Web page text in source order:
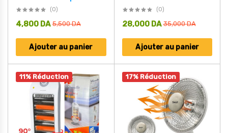
(0)
5,500DA
4,800 DA
Ajouter au panier
(0)
35,000DA
28,000 DA
Ajouter au panier
11% Réduction 17% Réduction